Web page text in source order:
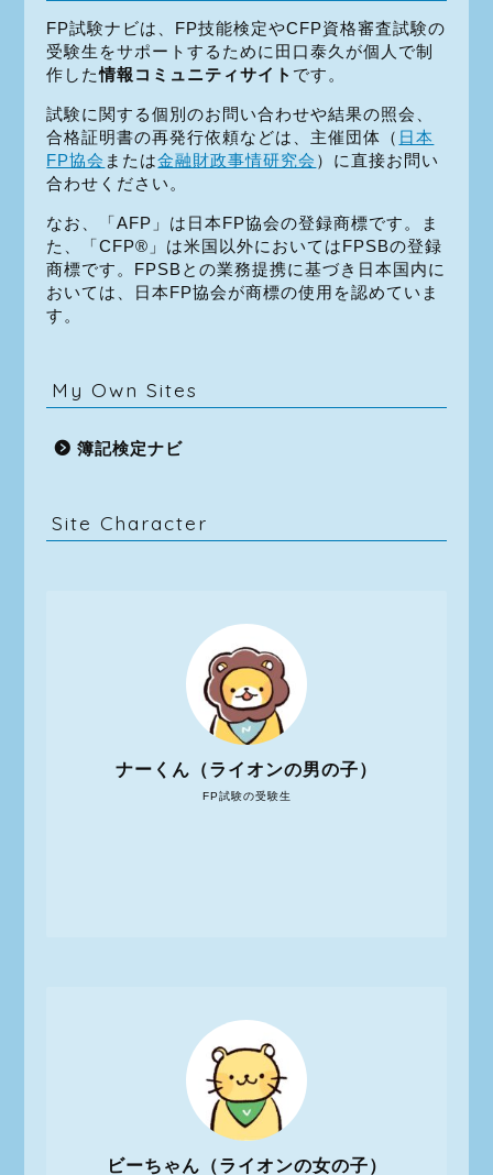
FP試験ナビは、FP技能検定やCFP資格審査試験の
受験生をサポートするために田口泰久が個人で制
作した情報コミュニティサイト です。
試験に関する個別のお問い合わせや結果の照会、
合格証明書の再発行依頼などは、主催団体（ 日本
FP協会 または金融財政事情研究会 ）に直接お問い
合わせください。
なお、「AFP」は日本FP協会の登録商標です。ま
た、「CFP®」は米国以外においてはFPSBの登録
商標です。FPSBとの業務提携に基づき日本国内に
おいては、日本FP協会が商標の使用を認めていま
す。
My Own Sites
簿記検定ナビ
Site Character
FP試験の受験生
ナーくん（ライオンの男の子）
ビーちゃん（ライオンの女の子）